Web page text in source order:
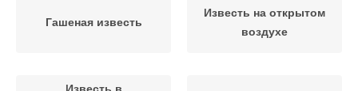
Гашеная известь
Известь на открытом
воздухе
Известь в